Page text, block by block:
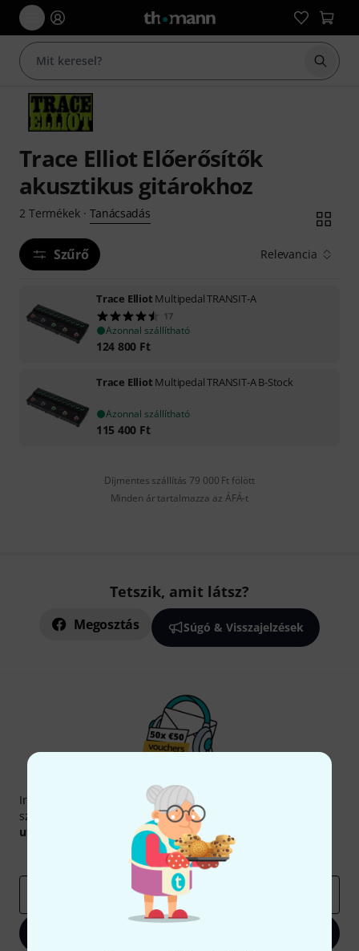
Trace Elliot Előerősítők
akusztikus gitárokhoz
2 Termékek· Tanácsadás
Szűrő Relevancia
Trace Elliot Multipedal TRANSIT-A
17
Azonnal szállítható
124 800 Ft
Trace Elliot Multipedal TRANSIT-A B-Stock
Azonnal szállítható
115 400 Ft
Díjmentes szállítás 79 000 Ft fölött
Minden ár tartalmazza az ÁFÁ-t
Tetszik, amit látsz?
Megosztás Súgó & Visszajelzések
Thomann hírlevél
Iratkozz fel a Thomann angol nyelvű hírlevelére, és kis
szerencsével megnyerheted a50egyenként
utalvány
Inspiráló gondolatok
Akciók